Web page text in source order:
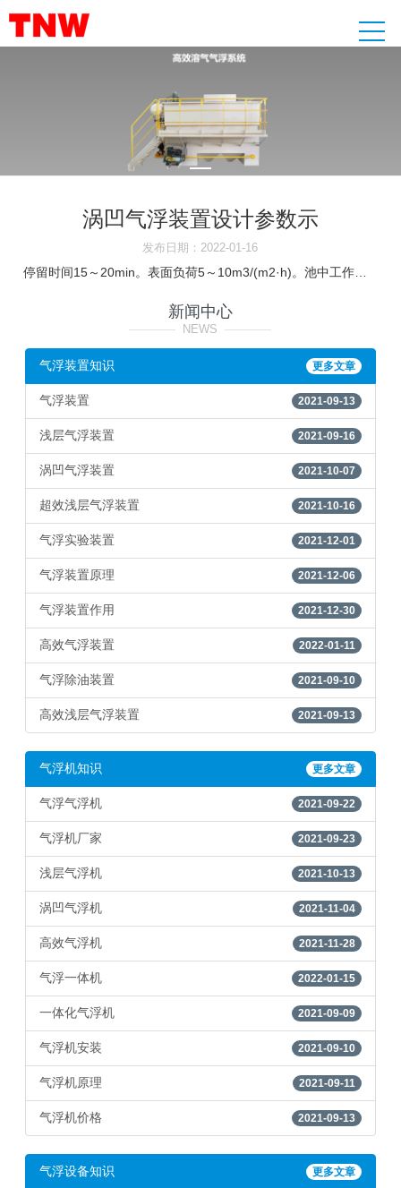
涡凹气浮装置设计参数示
发布日期：2022-01-16
新闻中心
———— NEWS————
更多文章
气浮装置知识
2021-09-13
气浮装置
2021-09-16
浅层气浮装置
2021-10-07
涡凹气浮装置
2021-10-16
超效浅层气浮装置
2021-12-01
气浮实验装置
2021-12-06
气浮装置原理
2021-12-30
气浮装置作用
2022-01-11
高效气浮装置
2021-09-10
气浮除油装置
2021-09-13
高效浅层气浮装置
更多文章
气浮机知识
2021-09-22
气浮气浮机
2021-09-23
气浮机厂家
2021-10-13
浅层气浮机
2021-11-04
涡凹气浮机
2021-11-28
高效气浮机
2022-01-15
气浮一体机
2021-09-09
一体化气浮机
2021-09-10
气浮机安装
2021-09-11
气浮机原理
2021-09-13
气浮机价格
更多文章
气浮设备知识